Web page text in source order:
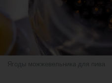
Ягоды можжевельника для пива